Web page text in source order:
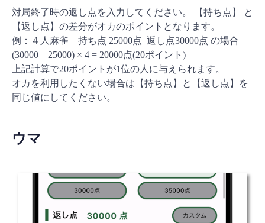
対局終了時の返し点を入力してください。 【持ち点】 と
【返し点】の差分がオカのポイントとなります。
例：４人麻雀 持ち点 25000点 返し点30000点 の場合
(30000 – 25000) × 4 = 20000点(20ポイント)
上記計算で20ポイントが1位の人に与えられます。
オカを利用したくない場合は【持ち点】と【返し点】を
同じ値にしてください。
ウマ